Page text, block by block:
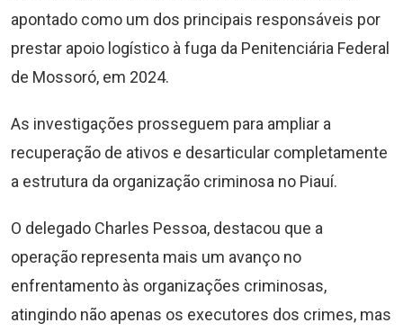
apontado como um dos principais responsáveis por
prestar apoio logístico à fuga da Penitenciária Federal
de Mossoró, em 2024.
As investigações prosseguem para ampliar a
recuperação de ativos e desarticular completamente
a estrutura da organização criminosa no Piauí.
O delegado Charles Pessoa, destacou que a
operação representa mais um avanço no
enfrentamento às organizações criminosas,
atingindo não apenas os executores dos crimes, mas